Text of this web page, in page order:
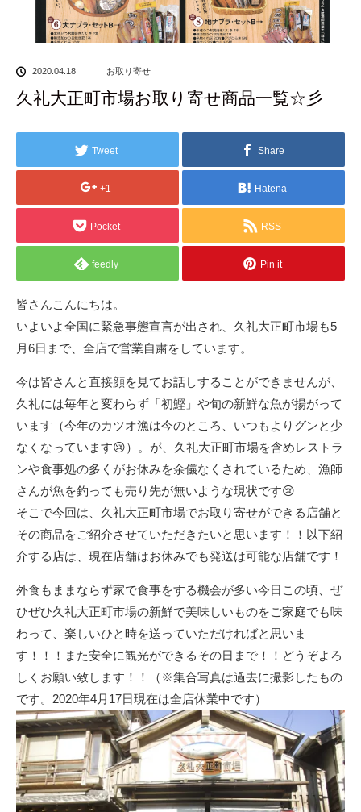
2020.04.18 お取り寄せ
久礼大正町市場お取り寄せ商品一覧☆彡
Tweet Share
+1 Hatena
Pocket RSS
feedly Pin it
皆さんこんにちは。
いよいよ全国に緊急事態宣言が出され、久礼大正町市場も5
月6日まで、全店で営業自粛をしています。
今は皆さんと直接顔を見てお話しすることができませんが、
久礼には毎年と変わらず「初鰹」や旬の新鮮な魚が揚がって
います（今年のカツオ漁は今のところ、いつもよりグンと少
なくなっています😢）。が、久礼大正町市場を含めレストラ
ンや食事処の多くがお休みを余儀なくされているため、漁師
さんが魚を釣っても売り先が無いような現状です😢
そこで今回は、久礼大正町市場でお取り寄せができる店舗と
その商品をご紹介させていただきたいと思います！！以下紹
介する店は、現在店舗はお休みでも発送は可能な店舗です！
外食もままならず家で食事をする機会が多い今日この頃、ぜ
ひぜひ久礼大正町市場の新鮮で美味しいものをご家庭でも味
わって、楽しいひと時を送っていただければと思いま
す！！！また安全に観光ができるその日まで！！どうぞよろ
しくお願い致します！！（※集合写真は過去に撮影したもの
です。2020年4月17日現在は全店休業中です）